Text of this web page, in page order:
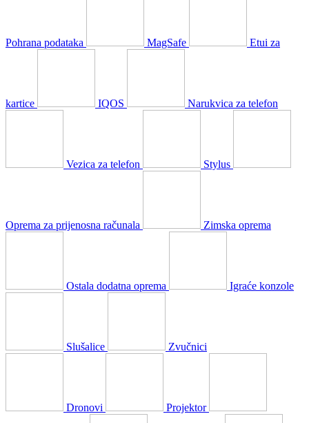
Pohrana podataka MagSafe Etui za
kartice IQOS Narukvica za telefon
Vezica za telefon Stylus
Oprema za prijenosna računala Zimska oprema
Ostala dodatna oprema Igraće konzole
Slušalice Zvučnici
Dronovi Projektor